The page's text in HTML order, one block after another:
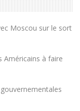
Moscou sur le sort
Américains à faire